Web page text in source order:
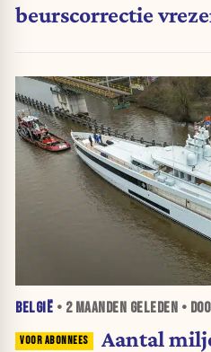
beurscorrectie
BELGIË • 2 MAANDEN GELEDEN •
Aantal